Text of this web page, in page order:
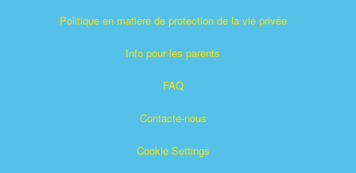
Politique en matière de protection de la vie privée
Info pour les parents
FAQ
Contacte-nous
Cookie Settings